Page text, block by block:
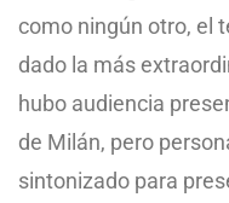
como ningún otro, el
dado la más
hubo audiencia
de Milán, pero
sintonizado para